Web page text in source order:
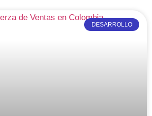
DESARROLLO